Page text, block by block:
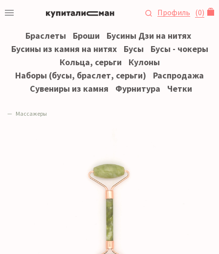
Профиль (0)
Браслеты Броши
Бусины Дзи на нитях
Бусины из камня на нитях
Бусы
Бусы - чокеры
Кольца, серьги
Кулоны
Наборы (бусы, браслет, серьги)
Распродажа
Сувениры из камня
Фурнитура Четки
Массажеры